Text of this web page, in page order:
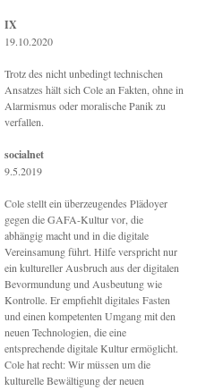
IX
19.10.2020
Trotz des nicht unbedingt technischen
Ansatzes hält sich Cole an Fakten, ohne in
Alarmismus oder moralische Panik zu
verfallen.
socialnet
9.5.2019
Cole stellt ein überzeugendes Plädoyer
gegen die GAFA-Kultur vor, die
abhängig macht und in die digitale
Vereinsamung führt. Hilfe verspricht nur
ein kultureller Ausbruch aus der digitalen
Bevormundung und Ausbeutung wie
Kontrolle. Er empfiehlt digitales Fasten
und einen kompetenten Umgang mit den
neuen Technologien, die eine
entsprechende digitale Kultur ermöglicht.
Cole hat recht: Wir müssen um die
kulturelle Bewältigung der neuen